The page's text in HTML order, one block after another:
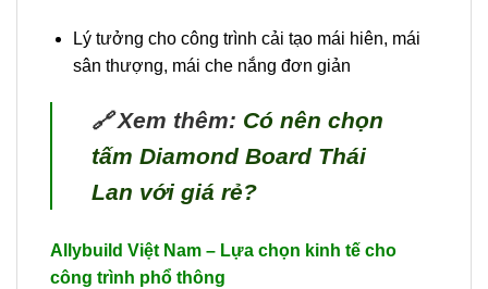
Lý tưởng cho công trình cải tạo mái hiên, mái
sân thượng, mái che nắng đơn giản
🔗Xem thêm: Có nên chọn
tấm Diamond Board Thái
Lan với giá rẻ?
Allybuild Việt Nam – Lựa chọn kinh tế cho
công trình phổ thông